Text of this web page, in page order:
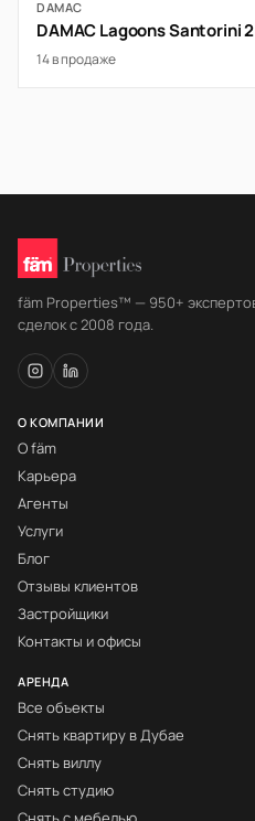
DAMAC
DAMAC Lagoons Santorini 2
14 в продаже
fäm Properties™ — 950+
сделок с 2008 года.
О КОМПАНИИ
О fäm
Карьера
Агенты
Услуги
Блог
Отзывы клиентов
Застройщики
Контакты и офисы
АРЕНДА
Все объекты
Снять квартиру в Дубае
Снять виллу
Снять студию